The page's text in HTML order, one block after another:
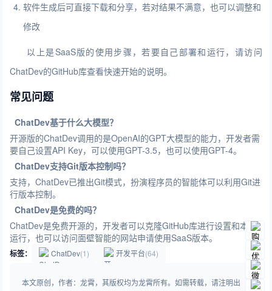
软件生成后可直接下载和分享，若对结果不满意，也可以调整和
修改
以上是SaaS版的使用步骤，若要自己部署和运行，请访问
ChatDev的GitHub库查看快速开始的说明。
常见问题
ChatDev基于什么大模型？
开源版的ChatDev调用的是OpenAI的GPT大模型的能力，开发者需
要自己设置API Key，可以使用GPT-3.5，也可以使用GPT-4。
ChatDev支持Git版本控制吗？
支持，ChatDev已推出Git模式，扮演程序员的智能体可以利用Git进
行版本控制。
ChatDev是免费的吗？
ChatDev是免费开源的，开发者可以克隆GitHub库进行设置和本地
运行，也可以访问面壁智能的网站申请使用SaaS版本。
标签： ChatDev(1) 开发平台(64)
本文原创，作者：龙霄，其版权均为龙霄所有。如需转载，请注明出